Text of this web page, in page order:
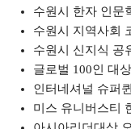
수원시 한자 인문
수원시 지역사회
수원시 신지식 공
글로벌 100인 대
인터네셔널 슈퍼
미스 유니버스티